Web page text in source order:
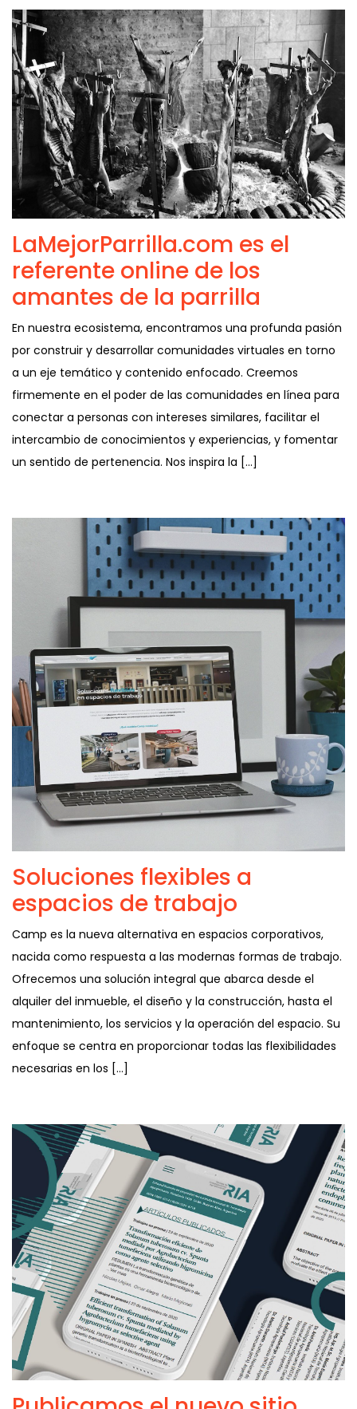
LaMejorParrilla.com es el
referente online de los
amantes de la parrilla
En nuestra ecosistema, encontramos una profunda pasión
por construir y desarrollar comunidades virtuales en torno
a un eje temático y contenido enfocado. Creemos
firmemente en el poder de las comunidades en línea para
conectar a personas con intereses similares, facilitar el
intercambio de conocimientos y experiencias, y fomentar
un sentido de pertenencia. Nos inspira la […]
Soluciones flexibles a
espacios de trabajo
Camp es la nueva alternativa en espacios corporativos,
nacida como respuesta a las modernas formas de trabajo.
Ofrecemos una solución integral que abarca desde el
alquiler del inmueble, el diseño y la construcción, hasta el
mantenimiento, los servicios y la operación del espacio. Su
enfoque se centra en proporcionar todas las flexibilidades
necesarias en los […]